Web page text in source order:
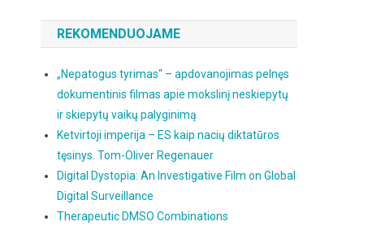
REKOMENDUOJAME
„Nepatogus tyrimas“ – apdovanojimas pelnęs
dokumentinis filmas apie mokslinį neskiepytų
ir skiepytų vaikų palyginimą
Ketvirtoji imperija – ES kaip nacių diktatūros
tęsinys. Tom-Oliver Regenauer
Digital Dystopia: An Investigative Film on Global
Digital Surveillance
Therapeutic DMSO Combinations